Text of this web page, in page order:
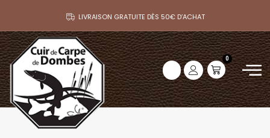
LIVRAISON GRATUITE DÈS 50€ D’ACHAT
0